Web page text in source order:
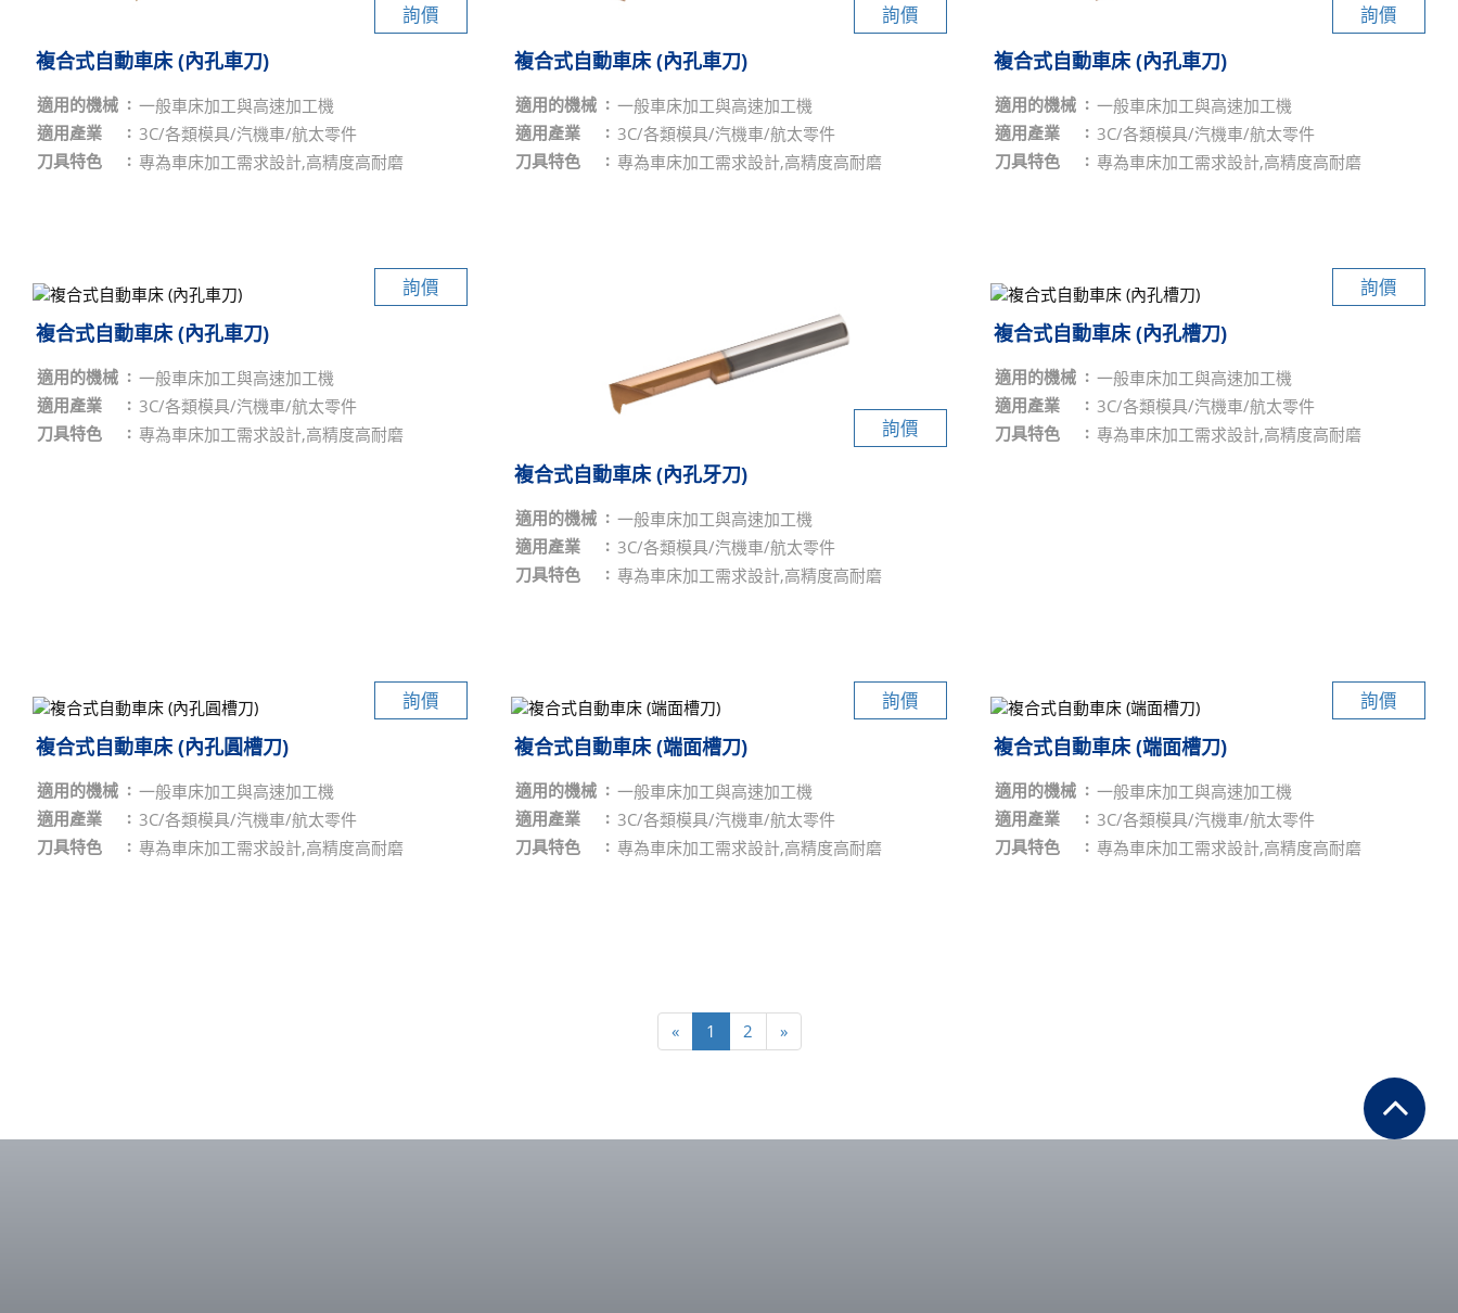
詢價
複合式自動車床 (內孔車刀)
適用的機械
一般車床加工與高速加工機
適用產業
3C/各類模具/汽機車/航太零件
刀具特色
專為車床加工需求設計,高精度高耐磨
詢價
複合式自動車床 (內孔車刀)
適用的機械
一般車床加工與高速加工機
適用產業
3C/各類模具/汽機車/航太零件
刀具特色
專為車床加工需求設計,高精度高耐磨
詢價
複合式自動車床 (內孔車刀)
適用的機械
一般車床加工與高速加工機
適用產業
3C/各類模具/汽機車/航太零件
刀具特色
專為車床加工需求設計,高精度高耐磨
詢價
複合式自動車床 (內孔車刀)
適用的機械
一般車床加工與高速加工機
適用產業
3C/各類模具/汽機車/航太零件
刀具特色
專為車床加工需求設計,高精度高耐磨 詢價
複合式自動車床 (內孔牙刀)
適用的機械
一般車床加工與高速加工機
適用產業
3C/各類模具/汽機車/航太零件
刀具特色
專為車床加工需求設計,高精度高耐磨
詢價
複合式自動車床 (內孔槽刀)
適用的機械
一般車床加工與高速加工機
適用產業
3C/各類模具/汽機車/航太零件
刀具特色
專為車床加工需求設計,高精度高耐磨
詢價
複合式自動車床 (內孔圓槽刀)
適用的機械
一般車床加工與高速加工機
適用產業
3C/各類模具/汽機車/航太零件
刀具特色
專為車床加工需求設計,高精度高耐磨
詢價
複合式自動車床 (端面槽刀)
適用的機械
一般車床加工與高速加工機
適用產業
3C/各類模具/汽機車/航太零件
刀具特色
專為車床加工需求設計,高精度高耐磨
詢價
複合式自動車床 (端面槽刀)
適用的機械
一般車床加工與高速加工機
適用產業
3C/各類模具/汽機車/航太零件
刀具特色
專為車床加工需求設計,高精度高耐磨
« 1 2 »